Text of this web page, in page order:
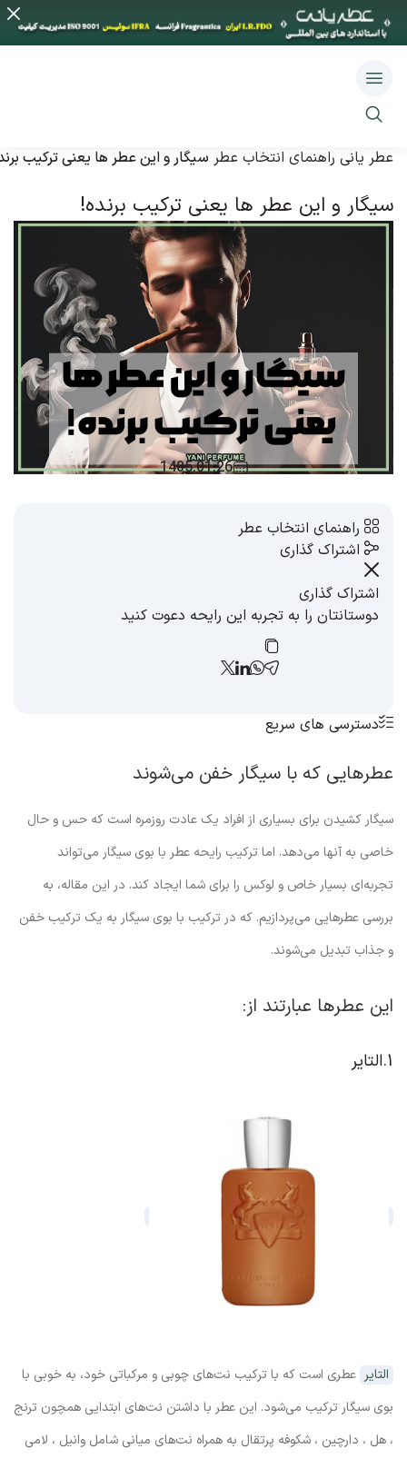
عطر یانی راهنمای انتخاب عطر سیگار و این عطر ها یعنی ترکیب
سیگار و این عطر ها یعنی ترکیب برنده!
1405.01.26
راهنمای انتخاب عطر
اشتراک گذاری
اشتراک گذاری
دوستانتان را به تجربه این رایحه دعوت کنید
دسترسی های سریع
عطرهایی که با سیگار خفن می‌شوند
سیگار کشیدن برای بسیاری از افراد یک عادت روزمره است که حس و حال
خاصی به آنها می‌دهد. اما ترکیب رایحه عطر با بوی سیگار می‌تواند
تجربه‌ای بسیار خاص و لوکس را برای شما ایجاد کند. در این مقاله، به
بررسی عطرهایی می‌پردازیم. که در ترکیب با بوی سیگار به یک ترکیب خفن
و جذاب تبدیل می‌شوند.
این عطرها عبارتند از:
1.التایر
التایر عطری است که با ترکیب نت‌های چوبی و مرکباتی خود، به خوبی با
بوی سیگار ترکیب می‌شود. این عطر با داشتن نت‌های ابتدایی همچون ترنج
، هل ، دارچین ، شکوفه پرتقال به همراه نت‌های میانی شامل وانیل ، لامی